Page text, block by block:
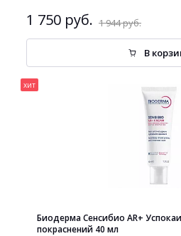
1 750 руб. 1 944 руб.
В
хит
Биодерма Сенсибио AR+
покраснений 40 мл